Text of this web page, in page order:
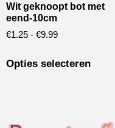
Wit geknoopt bot met
eend-10cm
€1.25 - €9.99
Opties selecteren